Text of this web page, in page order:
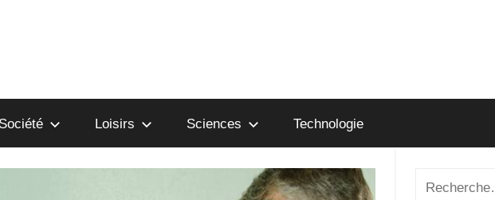
Société Loisirs Sciences Technologie
Recherche